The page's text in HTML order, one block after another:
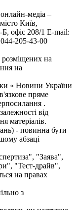
медіа –
Київ,
офіс 208/1 E-mail:
205-43-00
розміщених на
на
« Новини України
пряме
.
від
матеріалів.
- повинна бути
абзаці
"Заява",
"Тест-драйв",
на правах
з